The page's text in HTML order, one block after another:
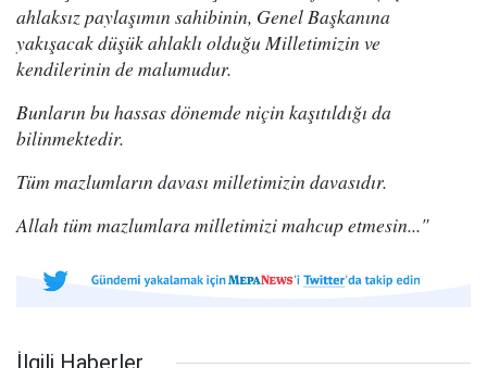
ahlaksız paylaşımın sahibinin, Genel Başkanına
yakışacak düşük ahlaklı olduğu Milletimizin ve
kendilerinin de malumudur.
Bunların bu hassas dönemde niçin kaşıtıldığı da
bilinmektedir.
Tüm mazlumların davası milletimizin davasıdır.
Allah tüm mazlumlara milletimizi mahcup etmesin..."